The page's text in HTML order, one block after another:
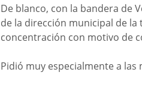
De blanco, con la bandera de
de la dirección municipal de
concentración con motivo de
Pidió muy especialmente a las